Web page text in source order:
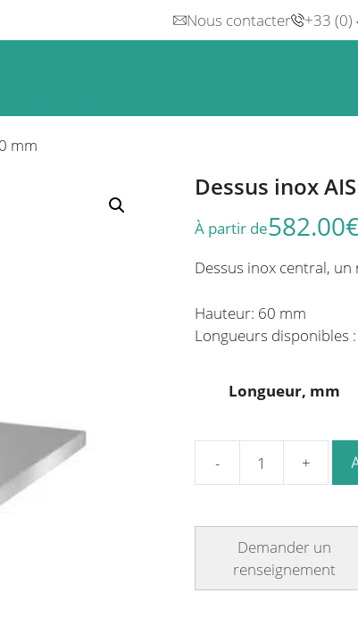
Nous contacter +33 (0)
mm
Dessus inox
À partir de582.00
Dessus inox central,
Hauteur: 60 mm
Longueurs disponibles
Longueur, mm
quantité